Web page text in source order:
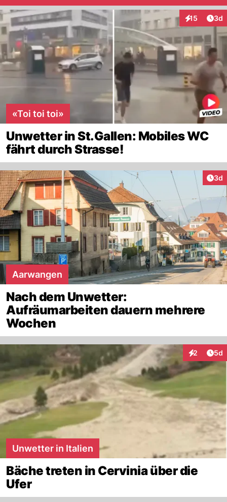
15
Interaktionen
3d
«Toi toi toi»
Unwetter in St.Gallen: Mobiles WC
fährt durch Strasse!
3d
Aarwangen
Nach dem Unwetter:
Aufräumarbeiten dauern mehrere
Wochen
2 5d
Unwetter in Italien
Bäche treten in Cervinia über die
Ufer